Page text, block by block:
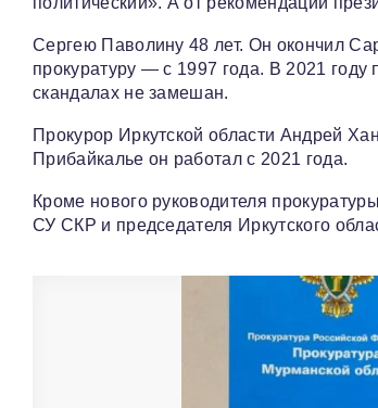
Сергею Паволину 48 лет. Он окончил
прокуратуру — с 1997 года. В 2021
скандалах не замешан.
Прокурор Иркутской области Андрей
Прибайкалье он работал с 2021 года.
Кроме нового руководителя
СУ СКР и председателя Иркутского